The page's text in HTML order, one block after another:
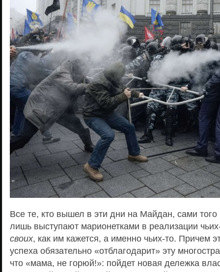
Все те, кто вышел в эти дни на Майдан, сами того
лишь выступают марионетками в реализации
своих, как им кажется, а именно чьих-то. Причем
успеха обязательно «отблагодарит» эту
что «мама, не горюй!»: пойдет новая дележка